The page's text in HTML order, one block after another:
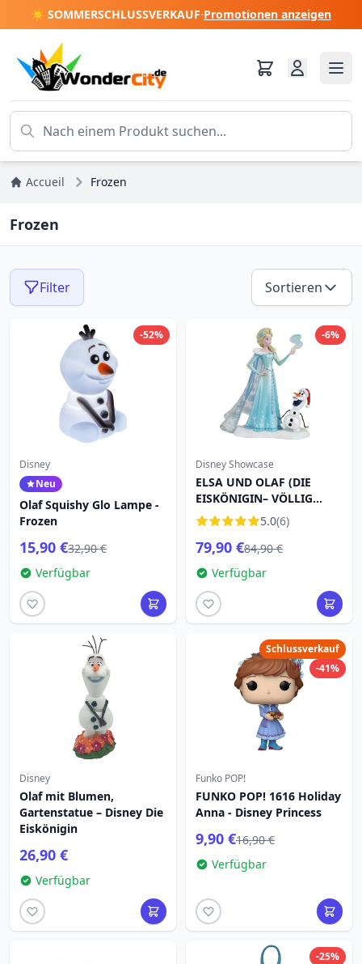
☀️ SOMMERSCHLUSSVERKAUF·Promotionen anzeigen
Accueil Frozen
Frozen
Filter Sortieren
-52%
Disney
Neu
Olaf Squishy Glo Lampe -
Frozen
15,90 €32,90 €
Verfügbar
-6%
Disney Showcase
ELSA UND OLAF (DIE
EISKÖNIGIN– VÖLLIG
UNVERFROREN) – DISNEY
SHOWCASE
5.0(6)
79,90 €84,90 €
Verfügbar
Disney
Olaf mit Blumen,
Gartenstatue – Disney Die
Eiskönigin
26,90 €
Verfügbar
Schlussverkauf
-41%
Funko POP!
FUNKO POP! 1616 Holiday
Anna - Disney Princess
9,90 €16,90 €
Verfügbar
-25%